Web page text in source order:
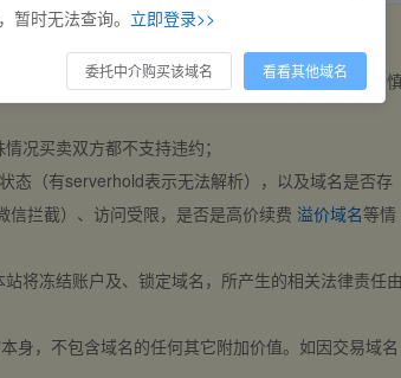
买卖双方都不支持违约，一旦出价不支持撤销，请
况买卖双方都不支持违约；
态（有serverhold表示无法解析），以及域名是否存
拦截）、访问受限，是否是高价续费 溢价域名等情
将冻结账户及、锁定域名，所产生的相关法律责任
身，不包含域名的任何其它附加价值。如因交易域名
暂时无法查询。 立即登录>>
委托中介购买该域名 看看其他域名